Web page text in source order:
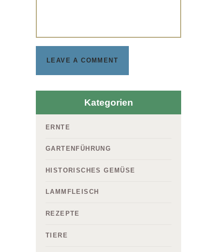
Kategorien
ERNTE
GARTENFÜHRUNG
HISTORISCHES GEMÜSE
LAMMFLEISCH
REZEPTE
TIERE